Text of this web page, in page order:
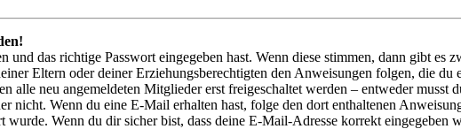
und das richtige Passwort eingegeben hast. Wenn diese stimmen, dann gibt es
Eltern oder deiner Erziehungsberechtigten den Anweisungen folgen, die
alle neu angemeldeten Mitglieder erst freigeschaltet werden – entweder musst
nicht. Wenn du eine E-Mail erhalten hast, folge den dort enthaltenen
Wenn du dir sicher bist, dass deine E-Mail-Adresse korrekt eingegeben